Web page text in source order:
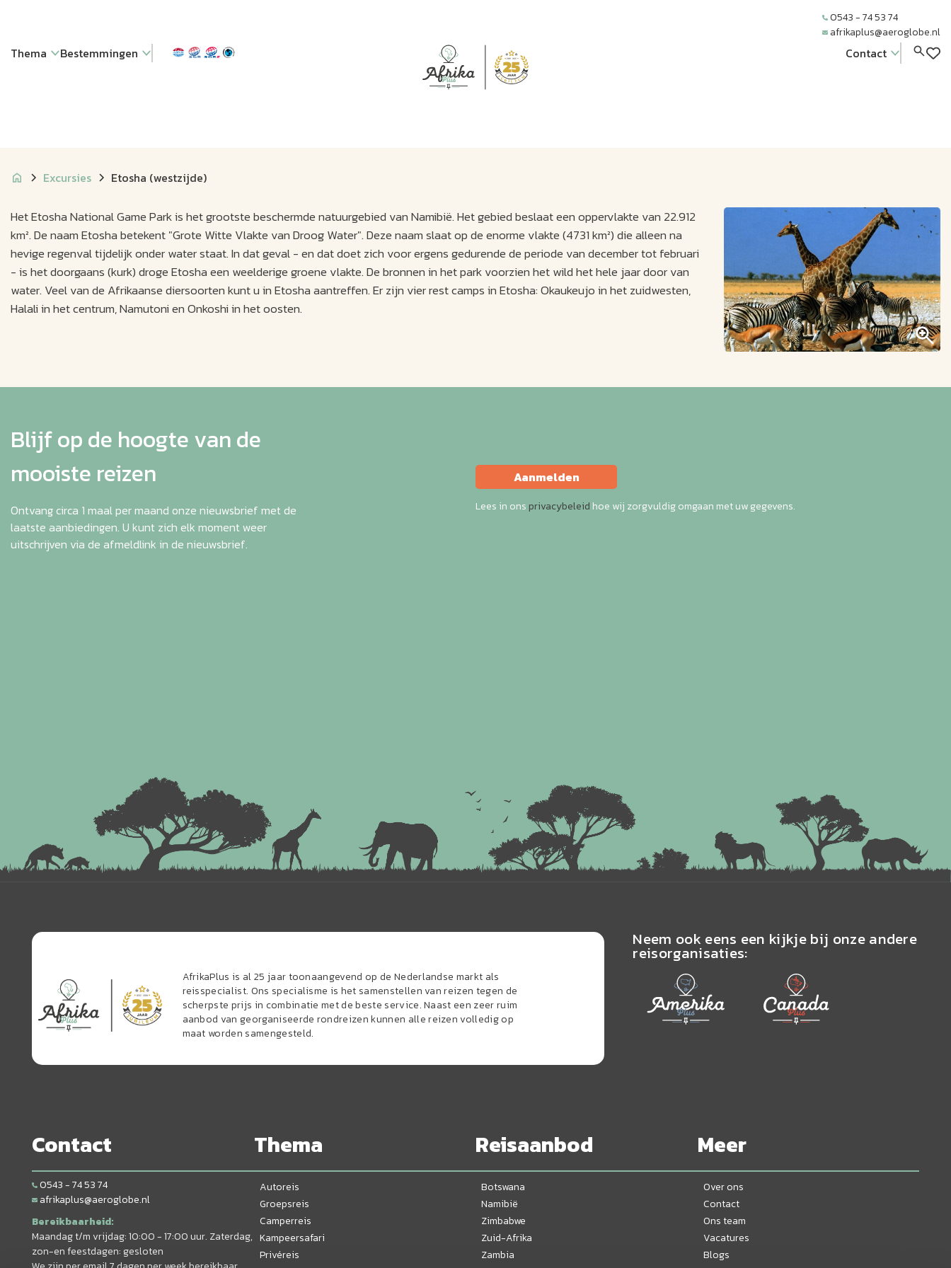
Thema Bestemmingen
JUBIL EUM
0543 - 74 53 74
afrikaplus@aeroglobe.nl
Contact
Excursies Etosha (westzijde)
Het Etosha National Game Park is het grootste beschermde natuurgebied van Namibië. Het gebied beslaat een oppervlakte van 22.912
km². De naam Etosha betekent "Grote Witte Vlakte van Droog Water". Deze naam slaat op de enorme vlakte (4731 km²) die alleen na
hevige regenval tijdelijk onder water staat. In dat geval - en dat doet zich voor ergens gedurende de periode van december tot februari
- is het doorgaans (kurk) droge Etosha een weelderige groene vlakte. De bronnen in het park voorzien het wild het hele jaar door van
water. Veel van de Afrikaanse diersoorten kunt u in Etosha aantreffen. Er zijn vier rest camps in Etosha: Okaukeujo in het zuidwesten,
Halali in het centrum, Namutoni en Onkoshi in het oosten.
Blijf op de hoogte van de
mooiste reizen
Ontvang circa 1 maal per maand onze nieuwsbrief met de
laatste aanbiedingen. U kunt zich elk moment weer
uitschrijven via de afmeldlink in de nieuwsbrief.
Aanmelden
Lees in ons privacybeleid hoe wij zorgvuldig omgaan met uw gegevens.
AfrikaPlus is al 25 jaar toonaangevend op de Nederlandse markt als
reisspecialist. Ons specialisme is het samenstellen van reizen tegen de
scherpste prijs in combinatie met de beste service. Naast een zeer ruim
aanbod van georganiseerde rondreizen kunnen alle reizen volledig op
maat worden samengesteld.
Neem ook eens een kijkje bij onze andere
reisorganisaties:
Contact
0543 - 74 53 74
afrikaplus@aeroglobe.nl
Bereikbaarheid:
Maandag t/m vrijdag: 10:00 - 17:00 uur. Zaterdag,
zon-en feestdagen: gesloten
Thema
Autoreis
Groepsreis
Camperreis
Kampeersafari
Privéreis
Reisaanbod
Botswana
Namibië
Zimbabwe
Zuid-Afrika
Zambia
Meer
Over ons
Contact
Ons team
Vacatures
Blogs